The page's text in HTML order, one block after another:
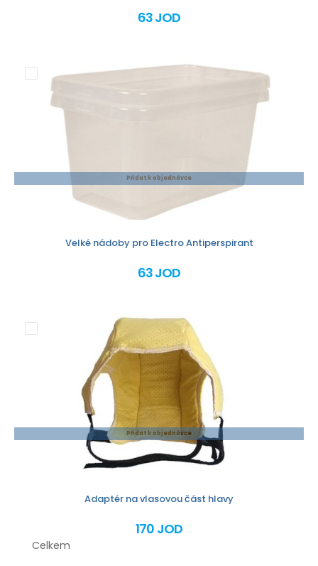
63 JOD
Přidat k objednávce
Velké nádoby pro Electro Antiperspirant
63 JOD
Přidat k objednávce
Adaptér na vlasovou část hlavy
170 JOD
Celkem